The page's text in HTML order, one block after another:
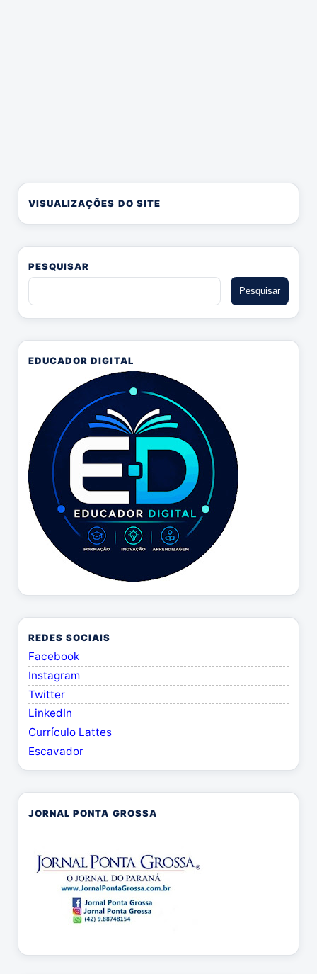
VISUALIZAÇÕES DO SITE
PESQUISAR
EDUCADOR DIGITAL
REDES SOCIAIS
Facebook
Instagram
Twitter
LinkedIn
Currículo Lattes
Escavador
JORNAL PONTA GROSSA